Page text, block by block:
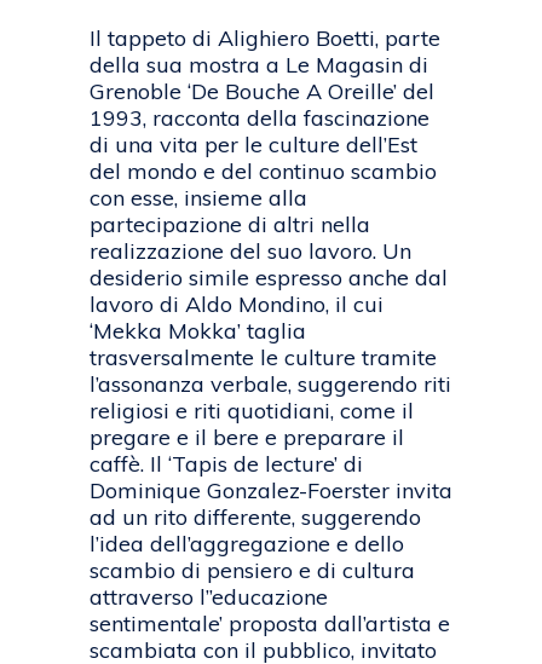
Il tappeto di Alighiero Boetti, parte
della sua mostra a Le Magasin di
Grenoble ‘De Bouche A Oreille’ del
1993, racconta della fascinazione
di una vita per le culture dell’Est
del mondo e del continuo scambio
con esse, insieme alla
partecipazione di altri nella
realizzazione del suo lavoro. Un
desiderio simile espresso anche dal
lavoro di Aldo Mondino, il cui
‘Mekka Mokka’ taglia
trasversalmente le culture tramite
l’assonanza verbale, suggerendo riti
religiosi e riti quotidiani, come il
pregare e il bere e preparare il
caffè. Il ‘Tapis de lecture’ di
Dominique Gonzalez-Foerster invita
ad un rito differente, suggerendo
l’idea dell’aggregazione e dello
scambio di pensiero e di cultura
attraverso l’’educazione
sentimentale’ proposta dall’artista e
scambiata con il pubblico, invitato